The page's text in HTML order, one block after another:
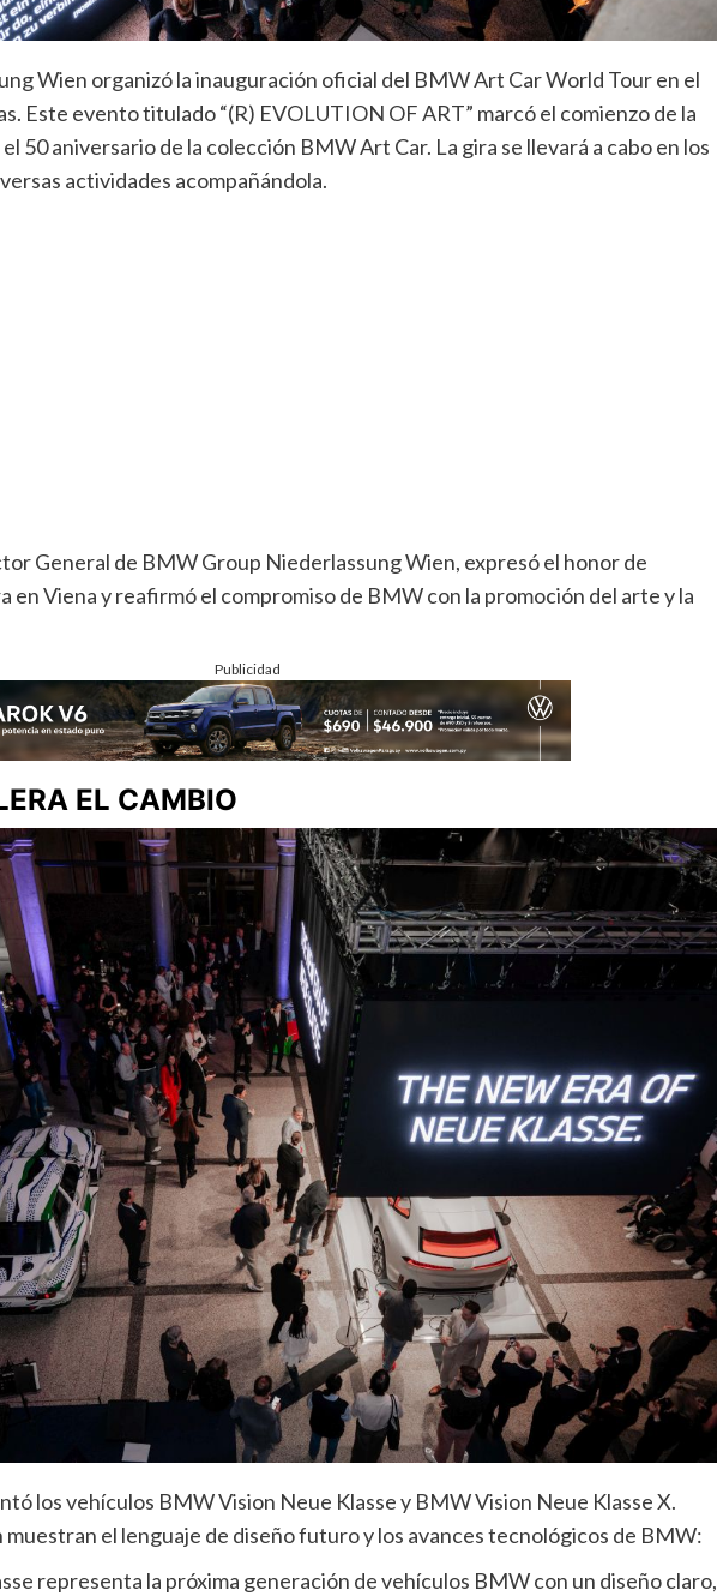
Wien organizó la inauguración oficial del BMW Art Car World Tour en el
Este evento titulado “(R) EVOLUTION OF ART” marcó el comienzo de la
50 aniversario de la colección BMW Art Car. La gira se llevará a cabo en los
actividades acompañándola.
General de BMW Group Niederlassung Wien, expresó el honor de
en Viena y reafirmó el compromiso de BMW con la promoción del arte y la
Publicidad
EL CAMBIO
los vehículos BMW Vision Neue Klasse y BMW Vision Neue Klasse X.
muestran el lenguaje de diseño futuro y los avances tecnológicos de BMW:
representa la próxima generación de vehículos BMW con un diseño claro,